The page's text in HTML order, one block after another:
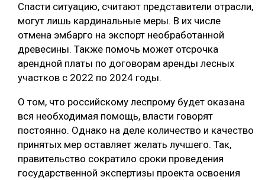
Спасти ситуацию, считают представители отрасли,
могут лишь кардинальные меры. В их числе
отмена эмбарго на экспорт необработанной
древесины. Также помочь может отсрочка
арендной платы по договорам аренды лесных
участков с 2022 по 2024 годы.
О том, что российскому леспрому будет оказана
вся необходимая помощь, власти говорят
постоянно. Однако на деле количество и качество
принятых мер оставляет желать лучшего. Так,
правительство сократило сроки проведения
государственной экспертизы проекта освоения